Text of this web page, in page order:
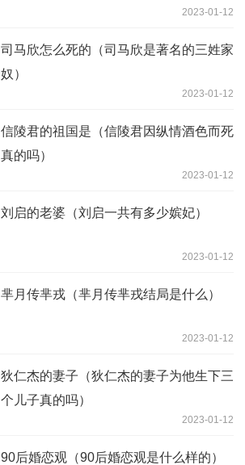
2023-01-12
司马欣怎么死的（司马欣是著名的三姓家
奴）
2023-01-12
信陵君的祖国是（信陵君因纵情酒色而死
真的吗）
2023-01-12
刘启的老婆（刘启一共有多少嫔妃）
2023-01-12
芈月传芈戎（芈月传芈戎结局是什么）
2023-01-12
狄仁杰的妻子（狄仁杰的妻子为他生下三
个儿子真的吗）
2023-01-12
90后婚恋观（90后婚恋观是什么样的）